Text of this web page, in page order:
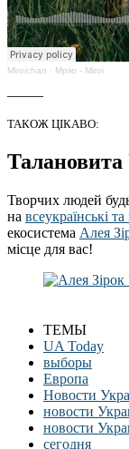
Miroichan · Мрію - Miroi
ТАКОЖ ЦІКАВО:
Талановита
Творчих людей
на всеукраїнські
екосистема Алея
місце для вас!
ТЕМЫ
UA Today
выборы
Европа
Новости
новости
новости
сегодня